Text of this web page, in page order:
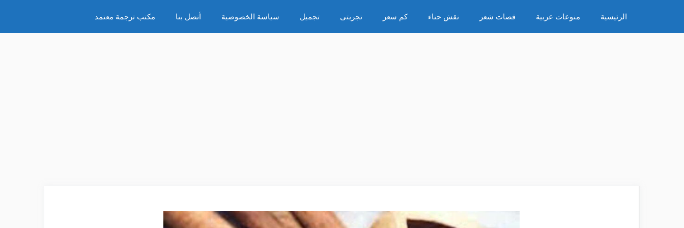
المحتوى
الرئيسية منوعات عربية قصات شعر نقش حناء كم سعر تجربتى تجميل سياسة الخصوصية أتصل بنا مكتب ترجمة معتمد